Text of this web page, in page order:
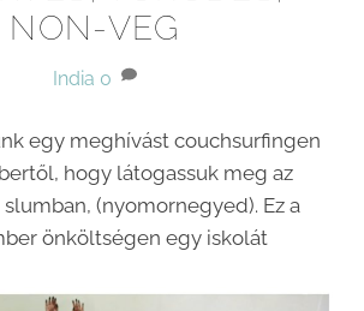
NON-VEG
India 0
egy meghívást couchsurfingen
hogy látogassuk meg az
(nyomornegyed). Ez a
önköltségen egy iskolát